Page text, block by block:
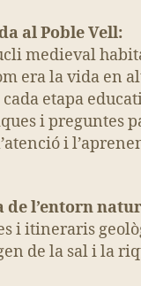
al Poble Vell:
medieval
era la vida en
etapa
i preguntes
i
de l’entorn
i itineraris
de la sal i la